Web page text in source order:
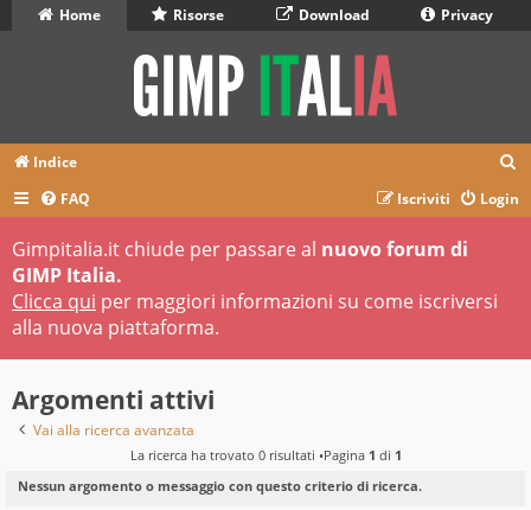
Home Risorse Download Privacy
Indice
r
FAQ Login
Iscriviti
Gimpitalia.it chiude per passare al nuovo forum di
GIMP Italia.
Clicca qui per maggiori informazioni su come iscriversi
alla nuova piattaforma.
Argomenti attivi
Vai alla ricerca avanzata
La ricerca ha trovato 0 risultati •Pagina 1 di 1
Nessun argomento o messaggio con questo criterio di ricerca.